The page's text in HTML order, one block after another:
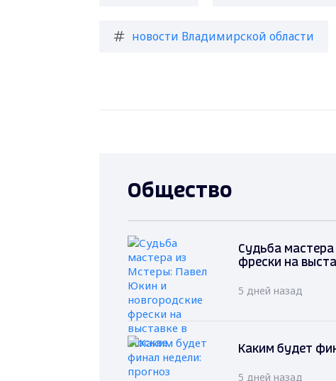
новости Владимирской области
Общество
Судьба
фрески на
5 дней назад
Каким будет
5 дней назад